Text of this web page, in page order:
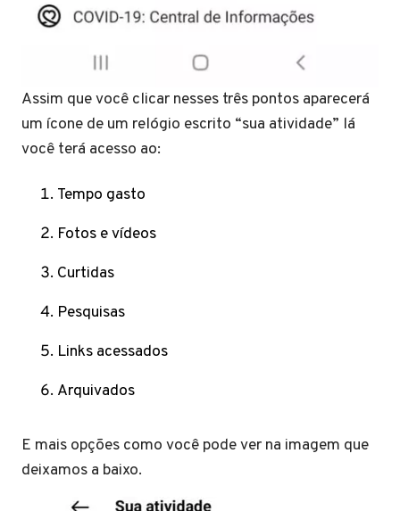
Assim que você clicar nesses três pontos aparecerá
um ícone de um relógio escrito “sua atividade” lá
você terá acesso ao:
Tempo gasto
Fotos e vídeos
Curtidas
Pesquisas
Links acessados
Arquivados
E mais opções como você pode ver na imagem que
deixamos a baixo.